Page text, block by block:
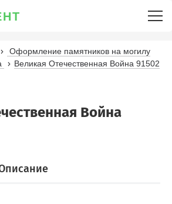
Оформление памятников на могилу
Великая Отечественная Война 91502
Война